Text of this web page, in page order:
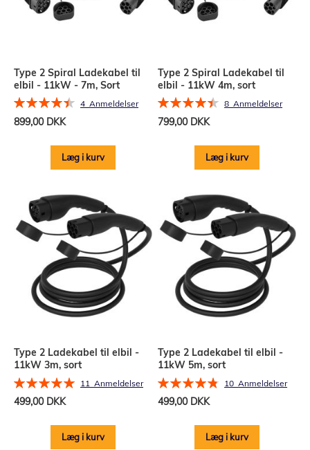
Type 2 Spiral Ladekabel til
elbil - 11kW - 7m, Sort
Bedømmelse:
4 Anmeldelser
899,00 DKK
Læg i kurv
Type 2 Spiral Ladekabel til
elbil - 11kW 4m, sort
Bedømmelse:
8Anmeldelser
799,00 DKK
Læg i kurv
Type 2 Ladekabel til elbil -
11kW 3m, sort
Bedømmelse:
100%
11 Anmeldelser
499,00 DKK
Læg i kurv
Type 2 Ladekabel til elbil -
11kW 5m, sort
Bedømmelse:
96%
10Anmeldelser
499,00 DKK
Læg i kurv